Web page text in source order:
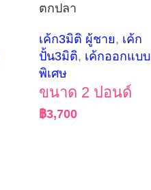
ตกปลา
เค้ก3มิติ ผู้ชาย, เค้ก
ปั้น3มิติ, เค้กออกแบบ
พิเศษ
ขนาด 2 ปอนด์
฿3,700